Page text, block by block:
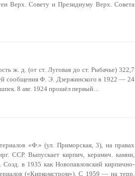
Верх. Совету и Президиуму Верх. Совета
ж. д. (от ст. Луговая до ст. Рыбачье) 322,7
сообщения Ф. Э. Дзержинского в 1922 — 24
8 авг. 1924 прошёл первый…
«Ф.» (ул. Приморская, 3), на правах
ССР. Выпускает кирпич, керамич. камни,
Созд. в 1935 как Новопавловский кирпично-
(«Киркомстром»). С 1959 — на терр.